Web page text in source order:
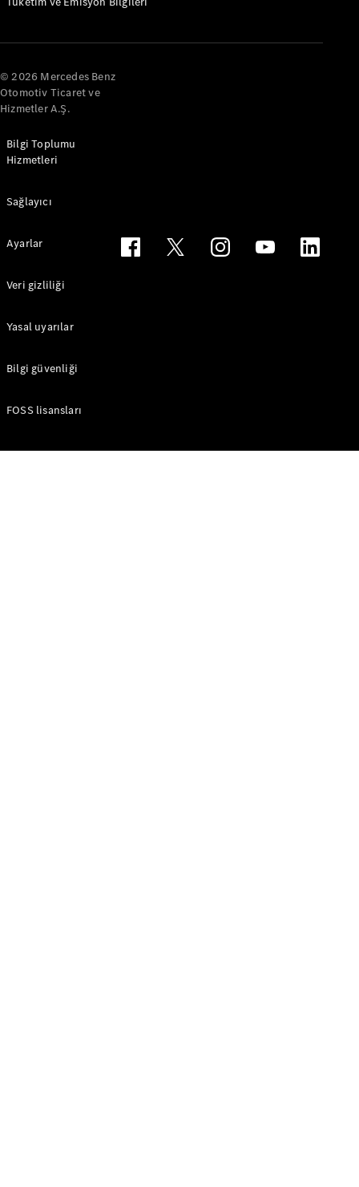
© 2026 Mercedes Benz
Otomotiv Ticaret ve
Hizmetler A.Ş.
Bilgi Toplumu
Hizmetleri
Sağlayıcı
Ayarlar
Veri gizliliği
Yasal uyarılar
Bilgi güvenliği
FOSS lisansları